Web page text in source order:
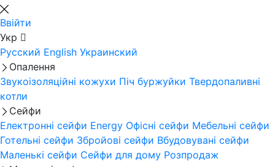
Ввійти
Укр
Русский English Украинский
Опалення
Звукоізоляційні кожухи Піч буржуйки Твердопаливні
котли
Сейфи
Електронні сейфи Energy Офісні сейфи Мебельні сейфи
Готельні сейфи Збройові сейфи Вбудовувані сейфи
Маленькі сейфи Сейфи для дому Розпродаж